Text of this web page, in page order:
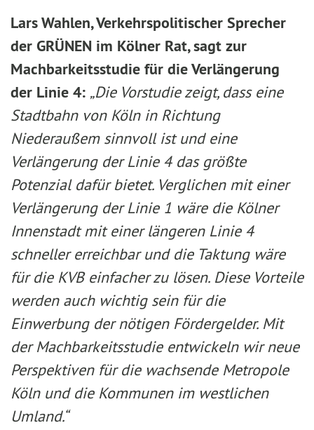
Lars Wahlen, Verkehrspolitischer Sprecher
der GRÜNEN im Kölner Rat, sagt zur
Machbarkeitsstudie für die Verlängerung
der Linie 4: „Die Vorstudie zeigt, dass eine
Stadtbahn von Köln in Richtung
Niederaußem sinnvoll ist und eine
Verlängerung der Linie 4 das größte
Potenzial dafür bietet. Verglichen mit einer
Verlängerung der Linie 1 wäre die Kölner
Innenstadt mit einer längeren Linie 4
schneller erreichbar und die Taktung wäre
für die KVB einfacher zu lösen. Diese Vorteile
werden auch wichtig sein für die
Einwerbung der nötigen Fördergelder. Mit
der Machbarkeitsstudie entwickeln wir neue
Perspektiven für die wachsende Metropole
Köln und die Kommunen im westlichen
Umland.“